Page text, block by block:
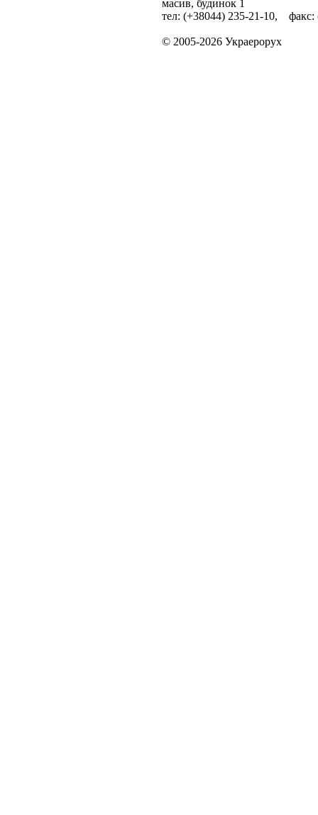
масив, будинок 1
тел: (+38044) 235-21-10, факс:
© 2005-2026 Украерорух